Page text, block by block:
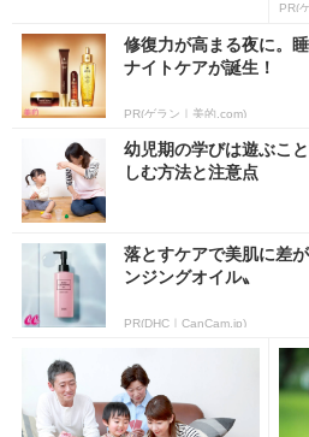
PR(
修復力が高まる夜に。
ナイトケアが誕生！
PR(ゲラン｜美的.com)
幼児期の学びは遊ぶこ
しむ方法と注意点
落とすケアで美肌に差
ンジングオイル〟
PR(DHC｜CanCam.jp)